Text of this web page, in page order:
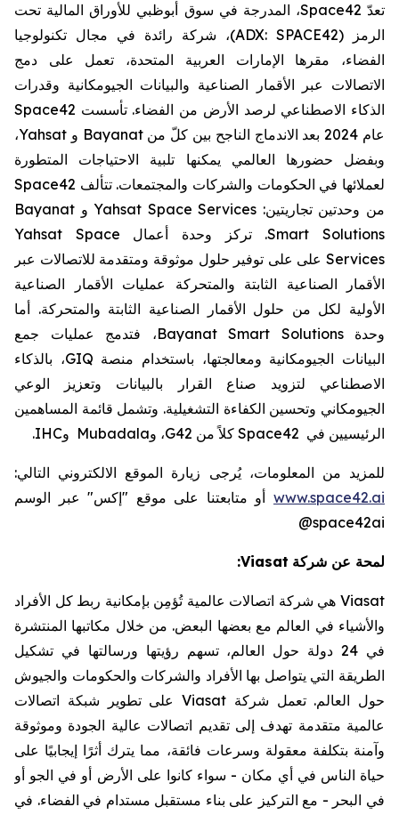
تعدّ Space42، المدرجة في سوق أبوظبي للأوراق المالية تحت
الرمز (ADX: SPACE42)، شركة رائدة في مجال تكنولوجيا
الفضاء، مقرها الإمارات العربية المتحدة، تعمل على دمج
الاتصالات عبر الأقمار الصناعية والبيانات الجيومكانية وقدرات
الذكاء الاصطناعي لرصد الأرض من الفضاء. تأسست Space42
عام 2024 بعد الاندماج الناجح بين كلّ من
Bayanat و Yahsat،
وبفضل حضورها العالمي يمكنها تلبية الاحتياجات المتطورة
لعملائها في الحكومات والشركات والمجتمعات. تتألف Space42
من وحدتين تجاريتين: Yahsat Space Servicesو Bayanat
Smart Solutions. تركز وحدة أعمال Yahsat Space
Services على على توفير حلول موثوقة ومتقدمة للاتصالات عبر
الأقمار الصناعية الثابتة والمتحركة عمليات الأقمار الصناعية
الأولية لكل من حلول الأقمار الصناعية الثابتة والمتحركة. أما
وحدةBayanat Smart Solutions، فتدمج عمليات جمع
البيانات الجيومكانية ومعالجتها، باستخدام منصة GIQ، بالذكاء
الاصطناعي لتزويد صناع القرار بالبيانات وتعزيز الوعي
الجيومكاني وتحسين الكفاءة التشغيلية. وتشمل قائمة المساهمين
الرئيسيين في Space42 كلاً من G42، وMubadala وIHC
.
للمزيد من المعلومات،يُرجى زيارة الموقع الالكتروني التالي:
www.space42.ai أو متابعتنا على موقع "إكس" عبر الوسم
@space42ai
لمحة عن شركة Viasat
:
Viasat هي شركة اتصالات عالمية تُؤمِن بإمكانية ربط كل الأفراد
والأشياء في العالم مع بعضها البعض. من خلال مكاتبها المنتشرة
في 24 دولة حول العالم، تسهم رؤيتها ورسالتها في تشكيل
الطريقة التي يتواصل بها الأفراد والشركات والحكومات والجيوش
حول العالم. تعمل شركة Viasat على تطوير شبكة اتصالات
عالمية متقدمة تهدف إلى تقديم اتصالات عالية الجودة وموثوقة
وآمنة بتكلفة معقولة وسرعات فائقة، مما يترك أثرًا إيجابيًا على
حياة الناس في أي مكان - سواء كانوا على الأرض أو في الجو أو
في البحر - مع التركيز على بناء مستقبل مستدام في الفضاء. في